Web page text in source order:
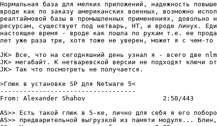
Нормальная база для мелких приложений, надежность
вроде как по заказу американских военных, возможно
реалтаймовой базы в промышленных применениях, довольно
ресурсам, существует под нетварь, НТ, и вроде линух.
настоящее время - вроде как пошла по рукам т.е. ее
лет уже раза три, хотя тоже не уверен, может я с чем-то
JK> Все, что на сегодняшний день узнал я - всего две
JK> мегабайт. К нетваревской версии не подходят ключи
JK> Так что посмотреть не получается.
>Глюк в установке SP для Netware 5<
-----------------------------------
From: Alexander Shahov			  2:50/443	  Сpд 06 Дек 00 06:44
AS>> Есть такой глюк в 5-ке, лично для себя я его
AS>> предварительной выгрузкой из памяти модуля...